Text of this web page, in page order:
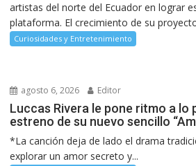
artistas del norte del Ecuador en lograr
plataforma. El crecimiento de su
Curiosidades y Entretenimiento
agosto 6, 2026 Editor
Luccas Rivera le pone ritmo a lo
estreno de su nuevo sencillo
*La canción deja de lado el drama
explorar un amor secreto y...